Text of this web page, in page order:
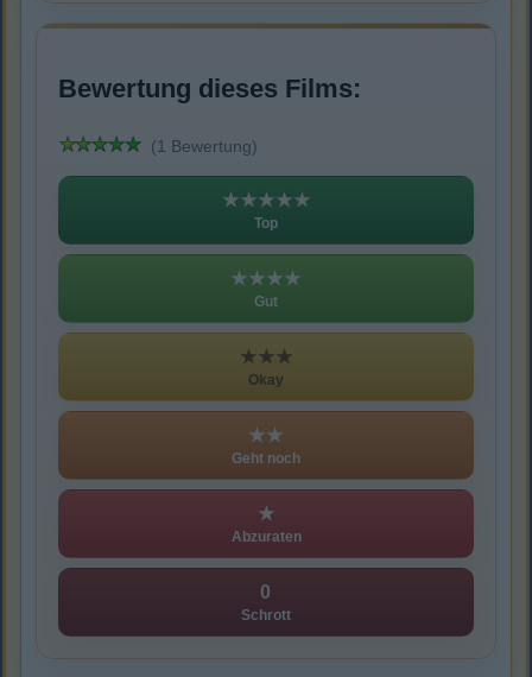
Bewertung dieses Films:
(1 Bewertung)
★★★★★
Top
★★★★
Gut
★★★
Okay
★★
Geht noch
★
Abzuraten
0
Schrott